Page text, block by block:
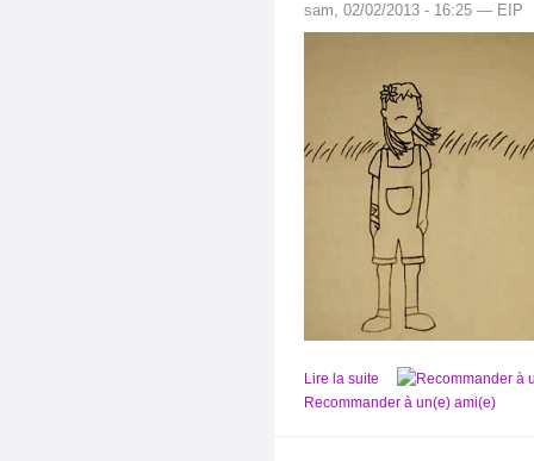
sam, 02/02/2013 - 16:25 — EIP
Lire la suite
Recommander à un(e) ami(e)